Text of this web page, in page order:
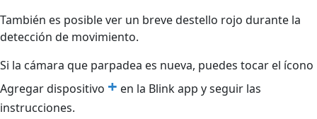
También es posible ver un breve destello rojo durante la
detección de movimiento.
Si la cámara que parpadea es nueva, puedes tocar el ícono
Agregar dispositivo + en la Blink app y seguir las
instrucciones.